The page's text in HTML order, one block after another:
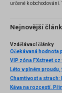
určené k
několik příkladů
Nejnovější
Vzdělávací články
Očekávaná hodnota
VIP zóna
Káva na rozcestí.